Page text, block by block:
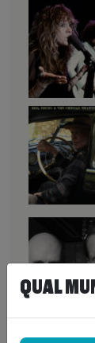
QUAL